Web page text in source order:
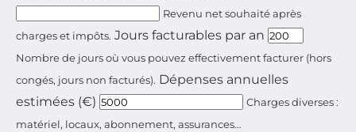
Revenu net souhaité après
charges et impôts. Jours facturables par an
Nombre de jours où vous pouvez effectivement facturer (hors
congés, jours non facturés). Dépenses annuelles
estimées (€)
Charges diverses :
matériel, locaux, abonnement, assurances…